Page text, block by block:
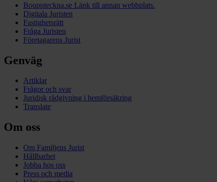
Bouppteckna.se Länk till annan webbplats.
Digitala Juristen
Fastighetsrätt
Fråga Juristen
Företagarens Jurist
Genväg
Artiklar
Frågor och svar
Juridisk rådgivning i hemförsäkring
Translate
Om oss
Om Familjens Jurist
Hållbarhet
Jobba hos oss
Press och media